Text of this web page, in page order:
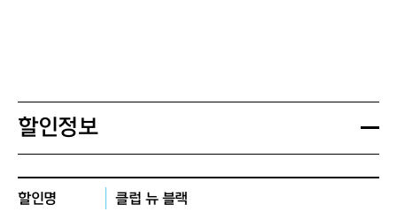
- 공연장 인근 교통이 상시 혼잡합니다.
주차 및 교통난으로 인해 공연 당일 관람
이 불가하거나 관람을 포기한 경우 예매
드 디자인 분야에서도 활동하고 있어요.
할인정보
할인명 클럽 뉴 블랙